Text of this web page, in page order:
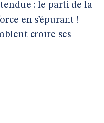
: le parti de la
en s’épurant !
croire ses